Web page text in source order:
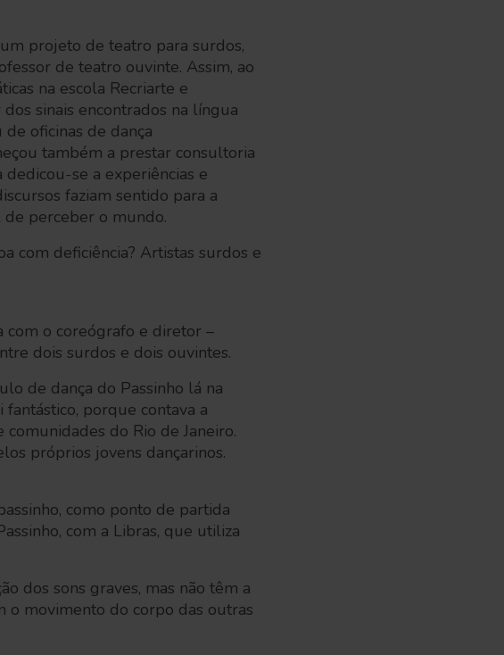
projeto de teatro para surdos,
de teatro ouvinte. Assim, ao
na escola Recriarte e
sinais encontrados na língua
oficinas de dança
também a prestar consultoria
se a experiências e
faziam sentido para a
perceber o mundo.
com deficiência? Artistas surdos e
com o coreógrafo e diretor –
dois surdos e dois ouvintes.
de dança do Passinho lá na
porque contava a
do Rio de Janeiro.
próprios jovens dançarinos.
como ponto de partida
com a Libras, que utiliza
dos sons graves, mas não têm a
o movimento do corpo das outras